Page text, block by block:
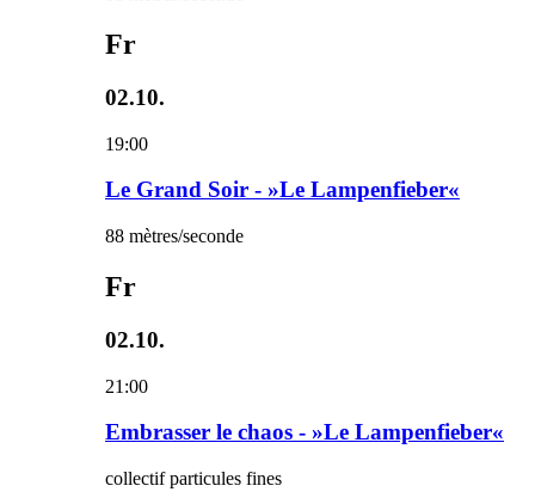
Fr
02.10.
19:00
Le Grand Soir - »Le Lampenfieber«
88 mètres/seconde
Fr
02.10.
21:00
Embrasser le chaos - »Le Lampenfieber«
collectif particules fines